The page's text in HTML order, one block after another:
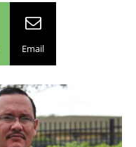
Email